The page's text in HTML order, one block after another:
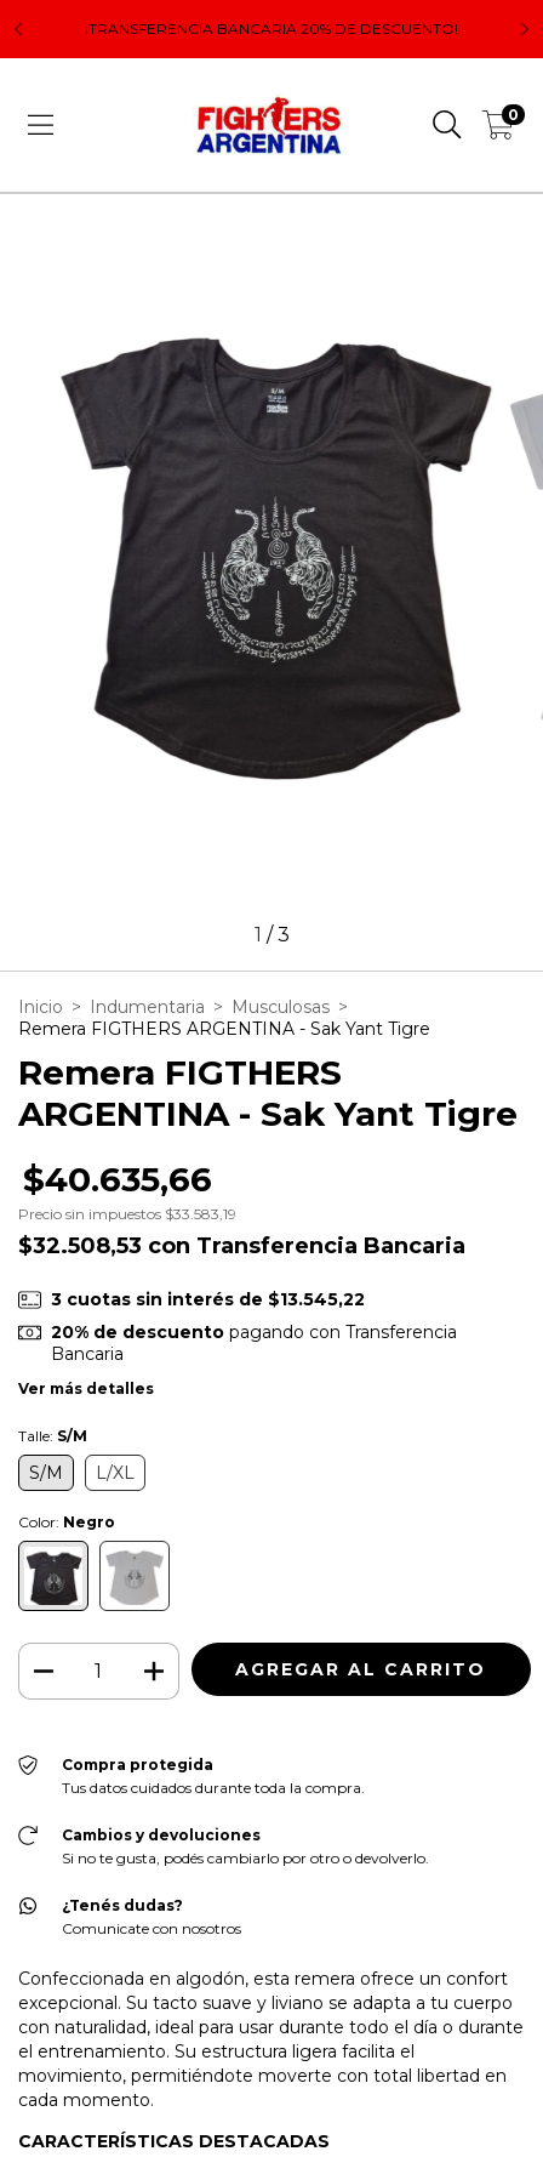
¡TRANSFERENCIA BANCARIA 20% DE DESCUENTO!
0
1 /3
Inicio > Indumentaria > Musculosas >
Remera FIGTHERS ARGENTINA - Sak Yant Tigre
Remera FIGTHERS
ARGENTINA - Sak Yant Tigre
$40.635,66
Precio sin impuestos $33.583,19
$32.508,53 con Transferencia Bancaria
3 cuotas sin interés de $13.545,22
20% de descuentopagando con Transferencia
Bancaria
Ver más detalles
Talle: S/M
S/M L/XL
Color: Negro
Compra protegida
Tus datos cuidados durante toda la compra.
Cambios y devoluciones
Si no te gusta, podés cambiarlo por otro o devolverlo.
¿Tenés dudas?
Comunicate con nosotros
Confeccionada en algodón, esta remera ofrece un confort
excepcional. Su tacto suave y liviano se adapta a tu cuerpo
con naturalidad, ideal para usar durante todo el día o durante
el entrenamiento. Su estructura ligera facilita el
movimiento, permitiéndote moverte con total libertad en
cada momento.
CARACTERÍSTICAS DESTACADAS